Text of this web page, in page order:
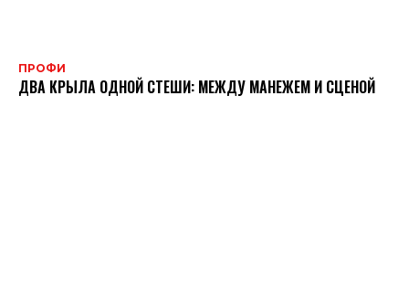
ПРОФИ
ДВА КРЫЛА ОДНОЙ СТЕШИ: МЕЖДУ МАНЕЖЕМ И СЦЕНОЙ